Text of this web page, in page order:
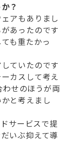
？
アもありまし
あったのです
も重たかっ
ていたのです
カスして考え
せのほうが両
と考えまし
サービスで提
いぶ抑えて導